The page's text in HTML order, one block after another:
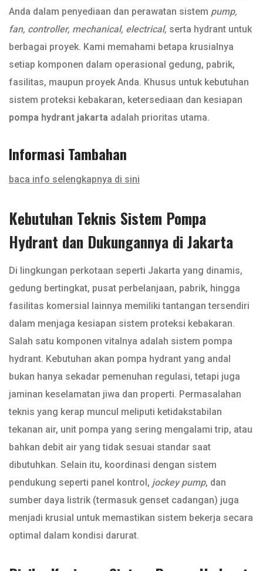
Anda dalam penyediaan dan perawatan sistem pump,
fan, controller, mechanical, electrical, serta hydrant untuk
berbagai proyek. Kami memahami betapa krusialnya
setiap komponen dalam operasional gedung, pabrik,
fasilitas, maupun proyek Anda. Khusus untuk kebutuhan
sistem proteksi kebakaran, ketersediaan dan kesiapan
pompa hydrant jakarta adalah prioritas utama.
Informasi Tambahan
baca info selengkapnya di sini
Kebutuhan Teknis Sistem Pompa
Hydrant dan Dukungannya di Jakarta
Di lingkungan perkotaan seperti Jakarta yang dinamis,
gedung bertingkat, pusat perbelanjaan, pabrik, hingga
fasilitas komersial lainnya memiliki tantangan tersendiri
dalam menjaga kesiapan sistem proteksi kebakaran.
Salah satu komponen vitalnya adalah sistem pompa
hydrant. Kebutuhan akan pompa hydrant yang andal
bukan hanya sekadar pemenuhan regulasi, tetapi juga
jaminan keselamatan jiwa dan properti. Permasalahan
teknis yang kerap muncul meliputi ketidakstabilan
tekanan air, unit pompa yang sering mengalami trip, atau
bahkan debit air yang tidak sesuai standar saat
dibutuhkan. Selain itu, koordinasi dengan sistem
pendukung seperti panel kontrol, jockey pump, dan
sumber daya listrik (termasuk genset cadangan) juga
menjadi krusial untuk memastikan sistem bekerja secara
optimal dalam kondisi darurat.